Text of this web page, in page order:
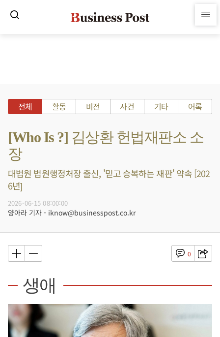
전체 활동 비전 사건 기타 어록
[Who Is ?] 김상환 헌법재판소 소
장
대법원 법원행정처장 출신, '믿고 승복하는 재판' 약속 [202
6년]
2026-06-15 08:00:00
양아라 기자 - iknow@businesspost.co.kr
0
생애